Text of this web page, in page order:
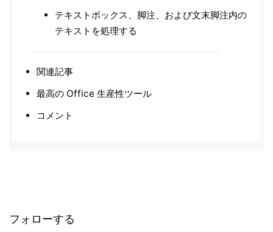
テキストボックス、脚注、および文末脚注内の
テキストを処理する
関連記事
最高の Office 生産性ツール
コメント
フォローする